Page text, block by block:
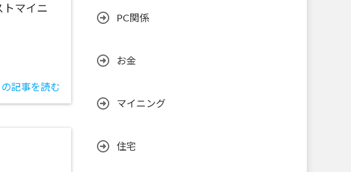
トマイニ
の記事を読む
PC関係
お金
マイニング
住宅